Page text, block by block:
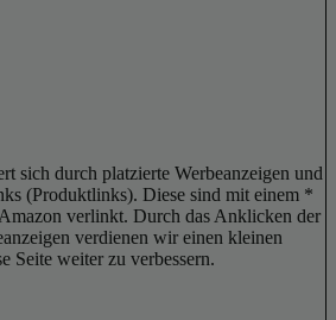
sich durch platzierte Werbeanzeigen und
(Produktlinks). Diese sind mit einem *
verlinkt. Durch das Anklicken der
verdienen wir einen kleinen
Seite weiter zu verbessern.